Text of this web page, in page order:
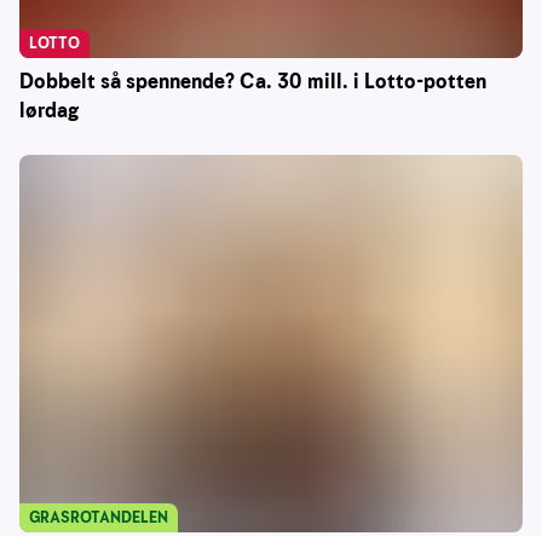
Dobbelt så spennende? Ca. 30 mill. i Lotto-potten
lørdag
LOTTO
GRASROTANDELEN